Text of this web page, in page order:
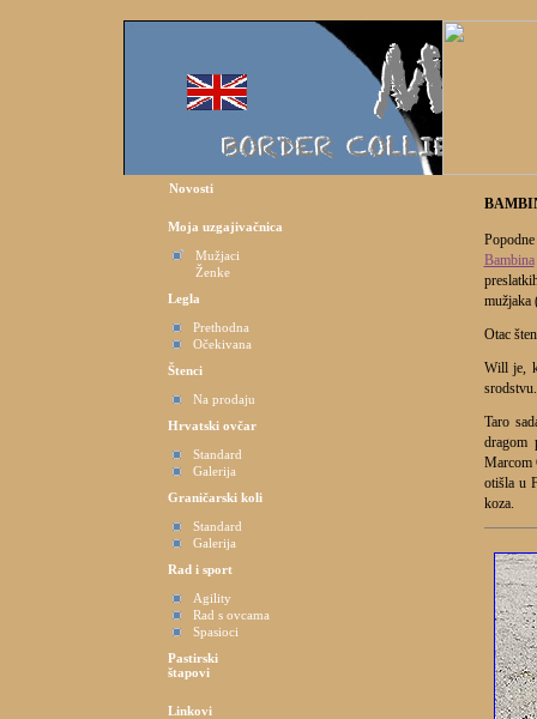
Novosti
Moja uzgajivačnica
Mužjaci
Ženke
Legla
Prethodna
Očekivana
Štenci
Na prodaju
Hrvatski ovčar
Standard
Galerija
Graničarski koli
Standard
Galerija
Rad i sport
Agility
Rad s ovcama
Spasioci
Pastirski
štapovi
Linkovi
Bambina
mužjaka
Otac
Will je,
srodstvu.
Taro
dragom
Marcom
otišla u
koza.